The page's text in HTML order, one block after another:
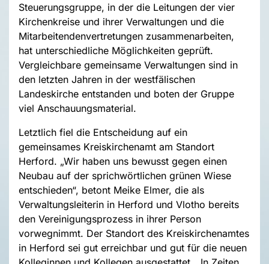
Steuerungsgruppe, in der die Leitungen der vier
Kirchenkreise und ihrer Verwaltungen und die
Mitarbeitendenvertretungen zusammenarbeiten,
hat unterschiedliche Möglichkeiten geprüft.
Vergleichbare gemeinsame Verwaltungen sind in
den letzten Jahren in der westfälischen
Landeskirche entstanden und boten der Gruppe
viel Anschauungsmaterial.
Letztlich fiel die Entscheidung auf ein
gemeinsames Kreiskirchenamt am Standort
Herford. „Wir haben uns bewusst gegen einen
Neubau auf der sprichwörtlichen grünen Wiese
entschieden“, betont Meike Elmer, die als
Verwaltungsleiterin in Herford und Vlotho bereits
den Vereinigungsprozess in ihrer Person
vorwegnimmt. Der Standort des Kreiskirchenamtes
in Herford sei gut erreichbar und gut für die neuen